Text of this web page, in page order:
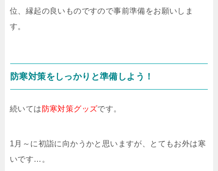
位、縁起の良いものですので事前準備をお願いしま
す。
防寒対策をしっかりと準備しよう！
続いては 防寒対策グッズです。
1月～に初詣に向かうかと思いますが、とてもお外は寒
いです…。